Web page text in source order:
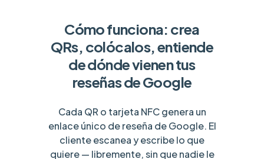
Cómo funciona: crea
QRs, colócalos, entiende
de dónde vienen tus
reseñas de Google
Cada QR o tarjeta NFC genera un
enlace único de reseña de Google. El
cliente escanea y escribe lo que
quiere — libremente, sin que nadie le